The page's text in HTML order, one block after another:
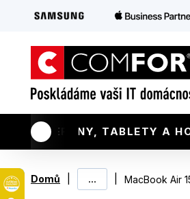
TELEFONY, TABLETY A
Domů ... MacBook Air